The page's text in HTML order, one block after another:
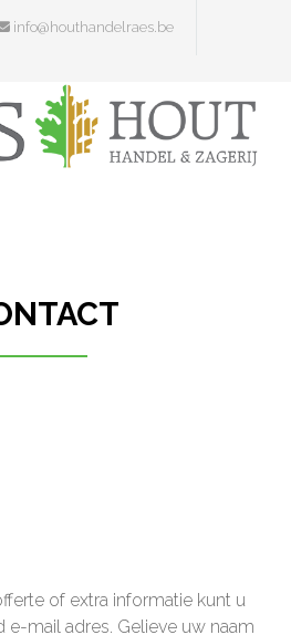
info@houthandelraes.be
:
:
:
of extra informatie kunt u
mail adres. Gelieve uw naam